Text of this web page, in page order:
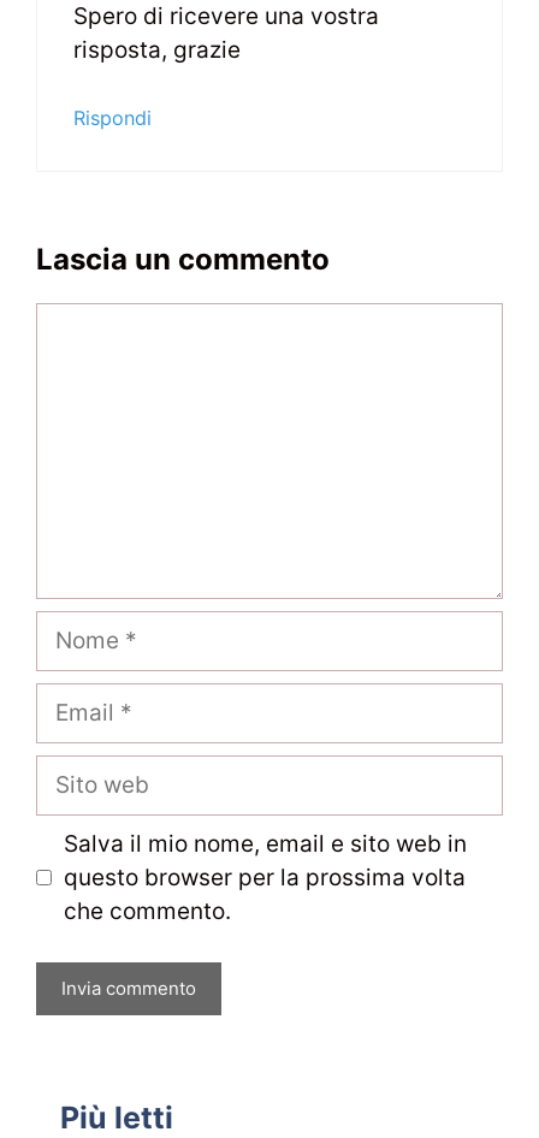
Spero di ricevere una vostra
risposta, grazie
Rispondi
Lascia un commento
Nome
Email
Sito
Salva il mio nome, email e sito web in
questo browser per la prossima volta
che commento.
Più letti